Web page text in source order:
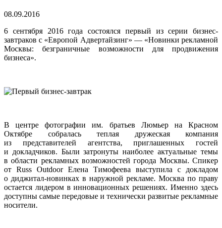
08.09.2016
6 сентября 2016 года состоялся первый из серии бизнес-
завтраков c «Европой Адвертайзинг» — «Новинки рекламной
Москвы: безграничные возможности для продвижения
бизнеса».
В центре фотографии им. братьев Люмьер на Красном
Октябре собралась теплая дружеская компания
из представителей агентства, приглашенных гостей
и докладчиков. Были затронуты наиболее актуальные темы
в области рекламных возможностей города Москвы. Спикер
от Russ Outdoor Елена Тимофеева выступила с докладом
о диджитал-новинках в наружной рекламе. Москва по праву
остается лидером в инновационных решениях. Именно здесь
доступны самые передовые и технически развитые рекламные
носители.